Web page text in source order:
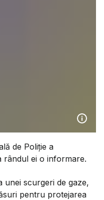
de Poliție a
rândul ei o informare.
unei scurgeri de gaze,
pentru protejarea